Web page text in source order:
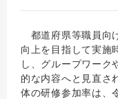
都道府県等職員向
向上を目指して実施
し、グループワーク
的な内容へと見直さ
体の研修参加率は、